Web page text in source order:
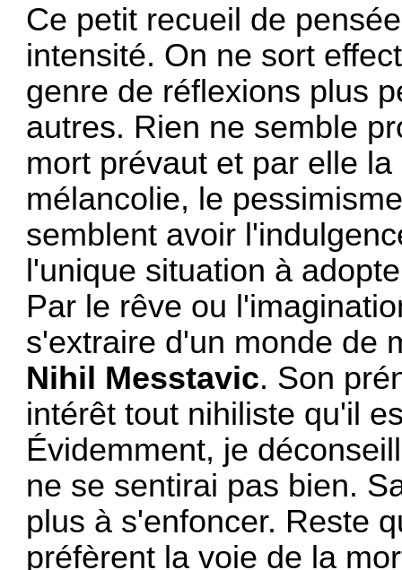
Ce petit recueil de
intensité. On ne sort
genre de réflexions plus
autres. Rien ne semble
mort prévaut et par elle
mélancolie, le
semblent avoir
l'unique situation à
Par le rêve ou
s'extraire d'un monde de
Nihil Messtavic. Son
intérêt tout nihiliste qu'il
Évidemment, je
ne se sentirai pas bien.
plus à s'enfoncer. Reste
préfèrent la voie de la